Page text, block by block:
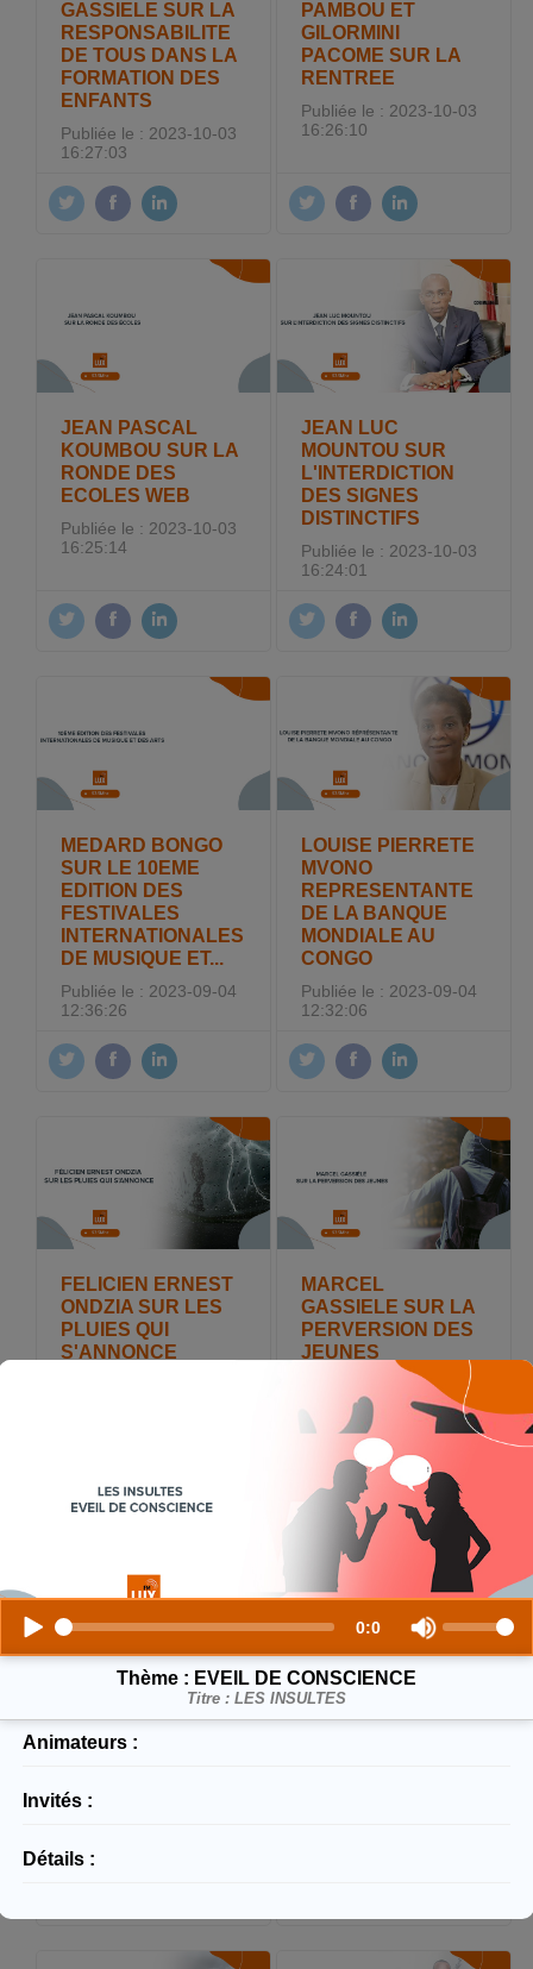
GASSIELE SUR LA
RESPONSABILITE
DE TOUS DANS LA
FORMATION DES
ENFANTS
Publiée le : 2023-10-03
16:27:03
PAMBOU ET
GILORMINI
PACOME SUR LA
RENTREE
Publiée le : 2023-10-03
16:26:10
JEAN PASCAL
KOUMBOU SUR LA
RONDE DES
ECOLES WEB
Publiée le : 2023-10-03
16:25:14
JEAN LUC
MOUNTOU SUR
L'INTERDICTION
DES SIGNES
DISTINCTIFS
Publiée le : 2023-10-03
16:24:01
MEDARD BONGO
SUR LE 10EME
EDITION DES
FESTIVALES
INTERNATIONALES
DE MUSIQUE ET...
Publiée le : 2023-09-04
12:36:26
LOUISE PIERRETE
MVONO
REPRESENTANTE
DE LA BANQUE
MONDIALE AU
CONGO
Publiée le : 2023-09-04
12:32:06
FELICIEN ERNEST
ONDZIA SUR LES
PLUIES QUI
S'ANNONCE
MARCEL
GASSIELE SUR LA
PERVERSION DES
JEUNES
Publiée le : 2023-08-22
13:17:22
DARIUS ERIC
MBON ESSIE SUR
LES TRAVAUX
D'EVALUATION
SANITAIRES
BALTASAR
ENGONGA EDJO
SUR LA
0:0
Thème : EVEIL DE CONSCIENCE
Titre : LES INSULTES
Animateurs :
Invités :
Détails :